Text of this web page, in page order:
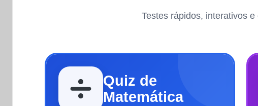
Testes rápidos, interativos
Quiz de
Matemática